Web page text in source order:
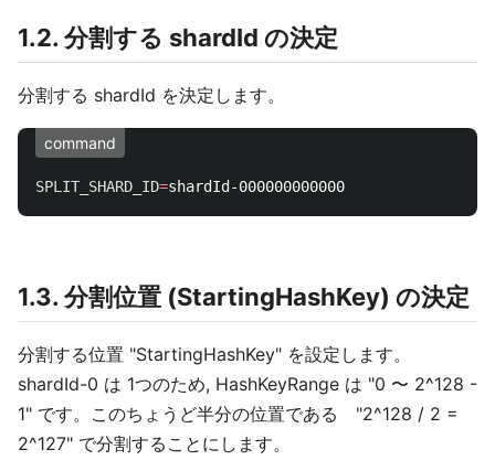
1.2. 分割する shardId の決定
分割する shardId を決定します。
command
SPLIT_SHARD_ID=
1.3. 分割位置 (StartingHashKey) の決定
分割する位置 "StartingHashKey" を設定します。
shardId-0 は 1つのため, HashKeyRange は "0 〜 2^128 -
1" です。このちょうど半分の位置である "2^128 / 2 =
2^127" で分割することにします。